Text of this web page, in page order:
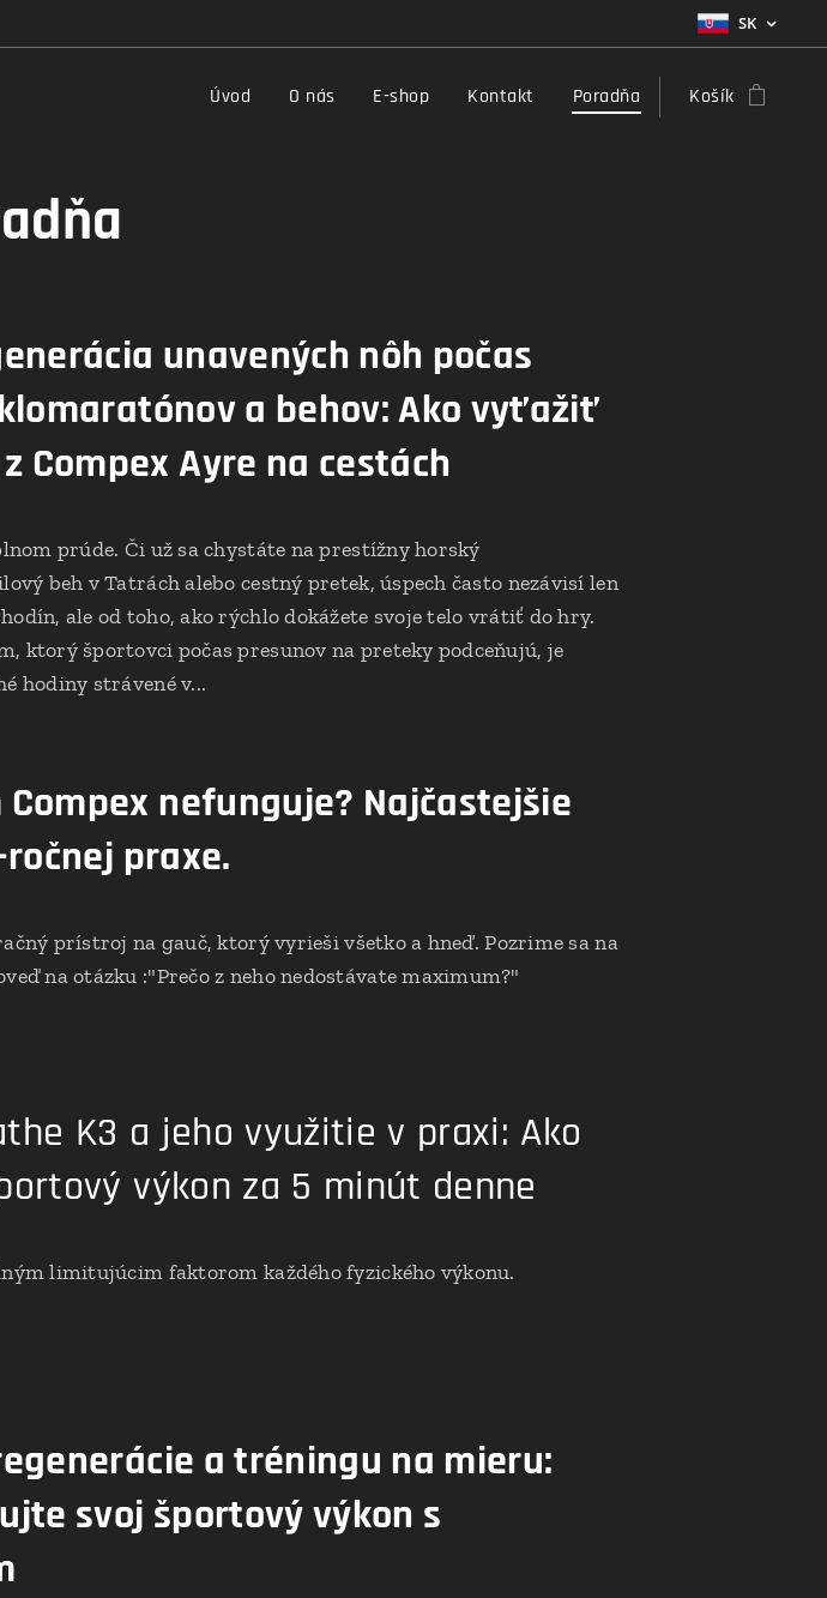
SK
Úvod O nás E-shop Kontakt Poradňa Košík
unavených nôh počas
a behov: Ako vyťažiť
Compex Ayre na cestách
prúde. Či už sa chystáte na prestížny horský
beh v Tatrách alebo cestný pretek, úspech často nezávisí len
ale od toho, ako rýchlo dokážete svoje telo vrátiť do hry.
ktorý športovci počas presunov na preteky podceňujú, je
hodiny strávené v...
Compex nefunguje? Najčastejšie
ročnej praxe.
prístroj na gauč, ktorý vyrieši všetko a hneď. Pozrime sa na
na otázku :"Prečo z neho nedostávate maximum?"
K3 a jeho využitie v praxi: Ako
výkon za 5 minút denne
limitujúcim faktorom každého fyzického výkonu.
a tréningu na mieru:
svoj športový výkon s